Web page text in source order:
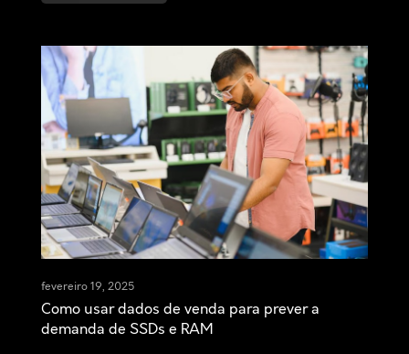
fevereiro 19, 2025
Como usar dados de venda para prever a
demanda de SSDs e RAM